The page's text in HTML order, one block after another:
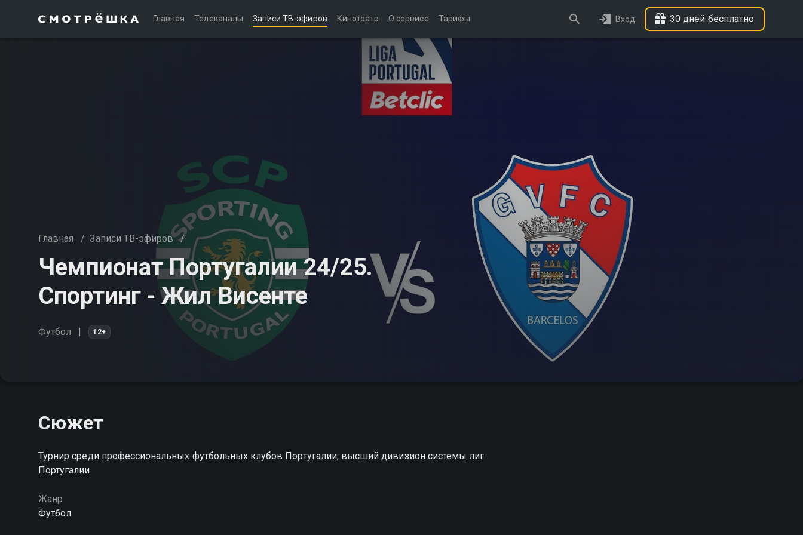
Главная Телеканалы Записи ТВ-эфиров Кинотеатр О сервисе Тарифы Вход 30 дней бесплатно
Главная / Записи ТВ-эфиров /
Чемпионат Португалии 24/25.
Спортинг - Жил Висенте
Футбол 12+
Сюжет
Турнир среди профессиональных футбольных клубов Португалии, высший дивизион системы лиг
Португалии
Жанр
Футбол